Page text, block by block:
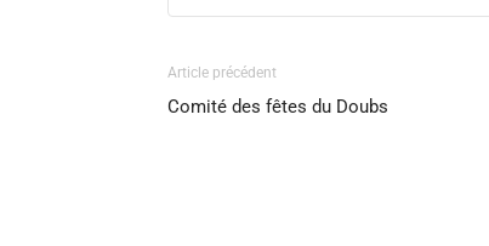
Article précédent
Comité des fêtes du Doubs